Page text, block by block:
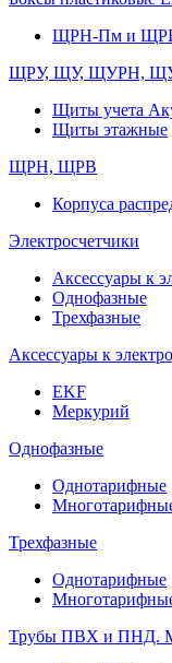
ЩРН-Пм и
ЩРУ, ЩУ, ЩУРН,
Щиты учета
Щиты этажные
ЩРН, ЩРВ
Корпуса
Электросчетчики
Аксессуары к
Однофазные
Трехфазные
Аксессуары к
EKF
Меркурий
Однофазные
Однотарифные
Трехфазные
Однотарифные
Трубы ПВХ и ПНД.